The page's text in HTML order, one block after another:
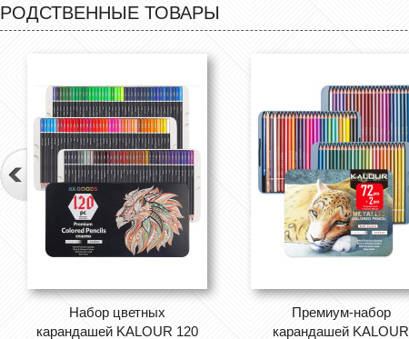
РОДСТВЕННЫЕ ТОВАРЫ
Набор цветных
карандашей KALOUR 120
Премиум-набор
карандашей KALOUR